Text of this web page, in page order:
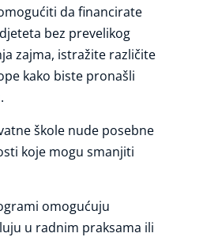
da financirate
bez prevelikog
zajma, istražite različite
kako biste pronašli
škole nude posebne
koje mogu smanjiti
omogućuju
u radnim praksama ili